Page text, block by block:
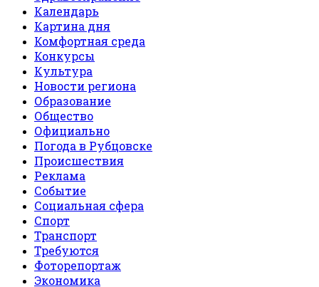
Календарь
Картина дня
Комфортная среда
Конкурсы
Культура
Новости региона
Образование
Общество
Официально
Погода в Рубцовске
Происшествия
Реклама
Событие
Социальная сфера
Спорт
Транспорт
Требуются
Фоторепортаж
Экономика